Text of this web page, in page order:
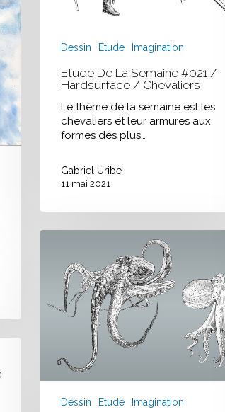
Dessin Etude Imagination
Etude De La Semaine #021 /
Hardsurface / Chevaliers
Le thème de la semaine est les
chevaliers et leur armures aux
formes des plus…
Gabriel Uribe
11 mai 2021
Etude
semaine
Organic
Poulpe
Dessin Etude Imagination